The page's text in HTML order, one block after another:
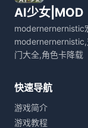
AI少女|MOD
modernernernistic
门大全,角色卡降载
快速导航
游戏简介
游戏教程